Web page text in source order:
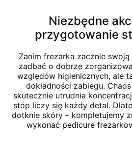
Niezbędne
przygotowanie
Zanim frezarka zacznie
zadbać o dobrze
względów higienicznych, ale
dokładności zabiegu.
skutecznie utrudnia
stóp liczy się każdy detal.
dotknie skóry – kompletujemy
wykonać pedicure